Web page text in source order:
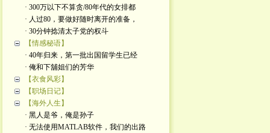
· 300万以下不算贪/80年代的女排都
· 人过80，要做好随时离开的准备，
· 30分钟捻清太子党的权斗
【情感秘语】
· 40年归来，第一批出国留学生已经
· 俺和下舖姐们的芳华
【衣食风彩】
【职场日记】
【海外人生】
· 黑人是爷，俺是孙子
· 无法使用MATLAB软件，我们的出路